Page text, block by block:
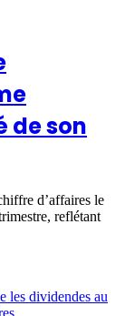
de son
d’affaires le
reflétant